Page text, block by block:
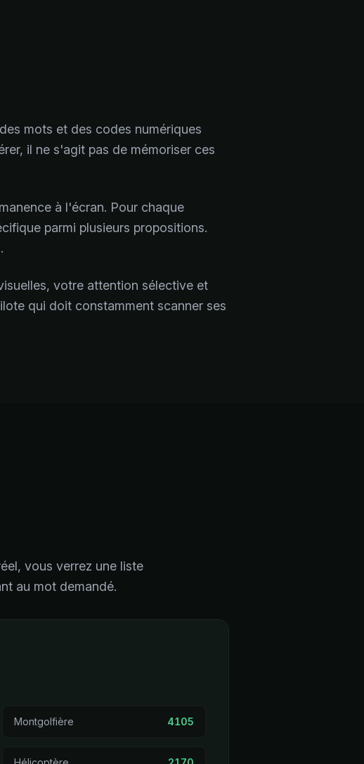
mots et des codes numériques
il ne s'agit pas de mémoriser ces
à l'écran. Pour chaque
parmi plusieurs propositions.
votre attention sélective et
qui doit constamment scanner ses
vous verrez une liste
au mot demandé.
Montgolfière 4105